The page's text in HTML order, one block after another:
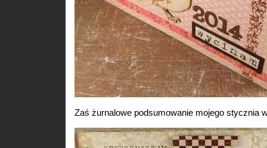
Zaś żurnalowe podsumowanie mojego stycznia